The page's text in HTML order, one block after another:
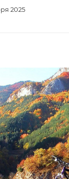
2025